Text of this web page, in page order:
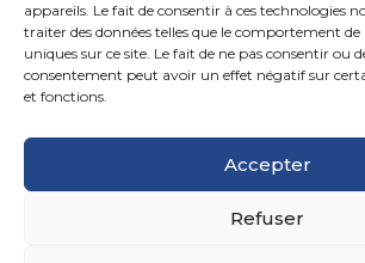
appareils. Le fait de consentir à ces technologies
traiter des données telles que le comportement
uniques sur ce site. Le fait de ne pas consentir ou
consentement peut avoir un effet négatif sur
et fonctions.
Accepter
Refuser